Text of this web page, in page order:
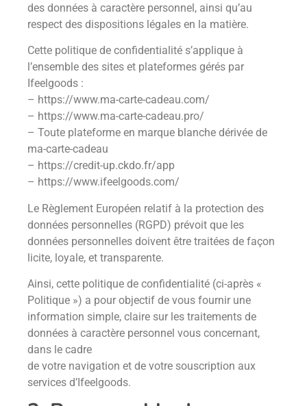
des données à caractère personnel, ainsi qu’au
respect des dispositions légales en la matière.
Cette politique de confidentialité s’applique à
l’ensemble des sites et plateformes gérés par
Ifeelgoods :
– https://www.ma-carte-cadeau.com/
– https://www.ma-carte-cadeau.pro/
– Toute plateforme en marque blanche dérivée de
ma-carte-cadeau
– https://credit-up.ckdo.fr/app
– https://www.ifeelgoods.com/
Le Règlement Européen relatif à la protection des
données personnelles (RGPD) prévoit que les
données personnelles doivent être traitées de façon
licite, loyale, et transparente.
Ainsi, cette politique de confidentialité (ci-après «
Politique ») a pour objectif de vous fournir une
information simple, claire sur les traitements de
données à caractère personnel vous concernant,
dans le cadre
de votre navigation et de votre souscription aux
services d’Ifeelgoods.